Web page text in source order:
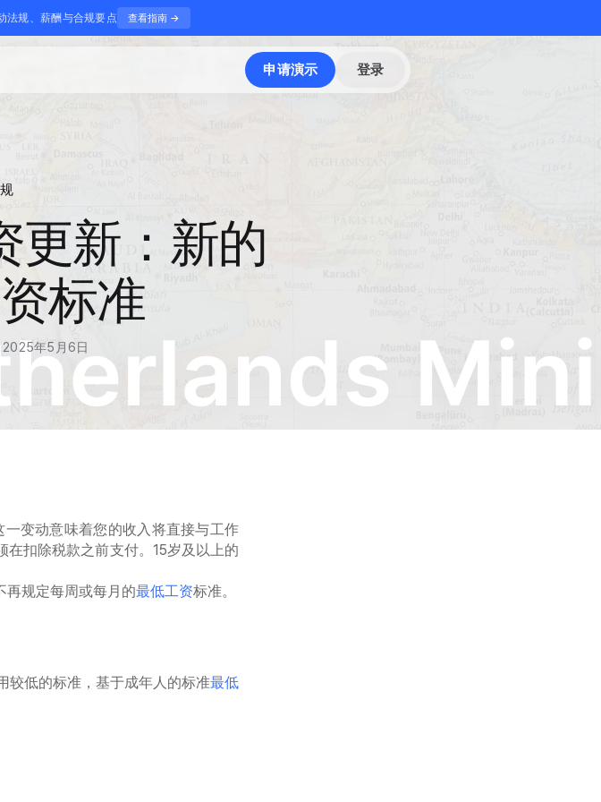
规、薪酬与合规要点 查看指南 →
申请演示 登录
更新：新的
标准
2025年5月6日
变动意味着您的收入将直接与工作
在扣除税款之前支付。15岁及以上的
再规定每周或每月的最低工资标准。
较低的标准，基于成年人的标准最低